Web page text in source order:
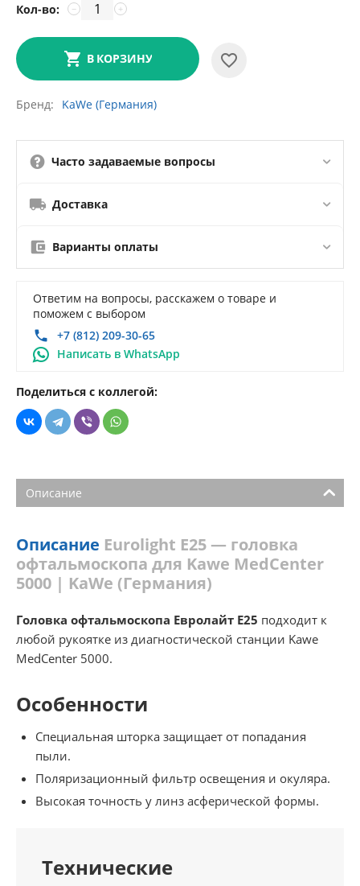
Кол-во: +
−
В КОРЗИНУ
Бренд KaWe (Германия)
Часто задаваемые вопросы
Доставка
Варианты оплаты
Ответим на вопросы, расскажем о товаре и
поможем с выбором
+7 (812) 209-30-65
Написать в WhatsApp
Поделиться с коллегой:
Описание
Описание Eurolight E25 — головка
офтальмоскопа для Kawe MedCenter
5000 | KaWe (Германия)
Головка офтальмоскопа Евролайт Е25 подходит к
любой рукоятке из диагностической станции Kawe
MedCenter 5000.
Особенности
Специальная шторка защищает от попадания
пыли.
Поляризационный фильтр освещения и окуляра.
Высокая точность у линз асферической формы.
Технические